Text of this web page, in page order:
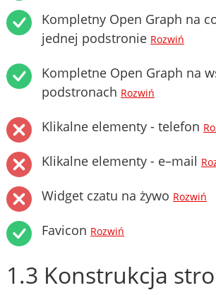
Kompletny Open Graph na
jednej podstronie Rozwiń
Kompletne Open Graph na
podstronach Rozwiń
Klikalne elementy - telefon
Klikalne elementy - e–mail
Widget czatu na żywo Rozwiń
Favicon Rozwiń
1.3 Konstrukcja